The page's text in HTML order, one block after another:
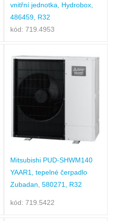
vnitřní jednotka, Hydrobox,
486459, R32
kód: 719.4953
Mitsubishi PUD-SHWM140
YAAR1, tepelné čerpadlo
Zubadan, 580271, R32
kód: 719.5422